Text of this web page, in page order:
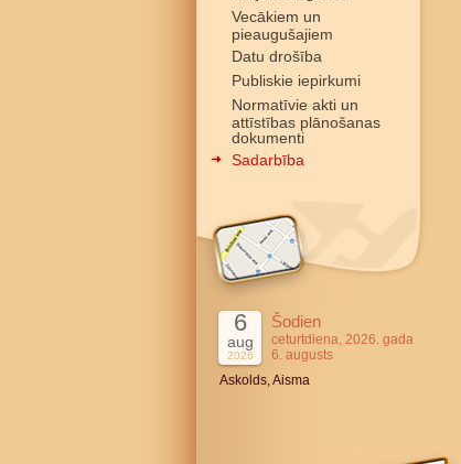
Vecākiem un
pieaugušajiem
Datu drošība
Publiskie iepirkumi
Normatīvie akti un
attīstības plānošanas
dokumenti
Sadarbība
6
aug
2026
Šodien
ceturtdiena, 2026. gada
6. augusts
Askolds, Aisma